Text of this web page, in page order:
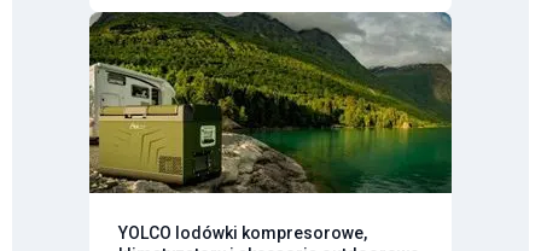
YOLCO lodówki kompresorowe,